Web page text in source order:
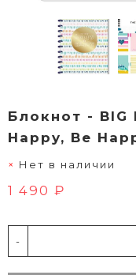
Блокнот -
Happy, Be
Нет в наличии
1 490 ₽
-